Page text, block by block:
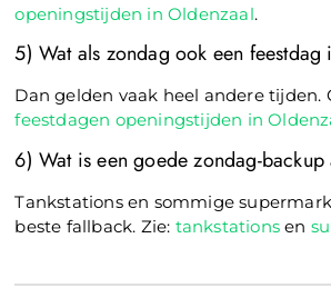
openingstijden in Oldenzaal.
5) Wat als zondag ook een feestdag
Dan gelden vaak heel andere tijden.
feestdagen openingstijden in
6) Wat is een goede zondag-
Tankstations en sommige
beste fallback. Zie: tankstations en